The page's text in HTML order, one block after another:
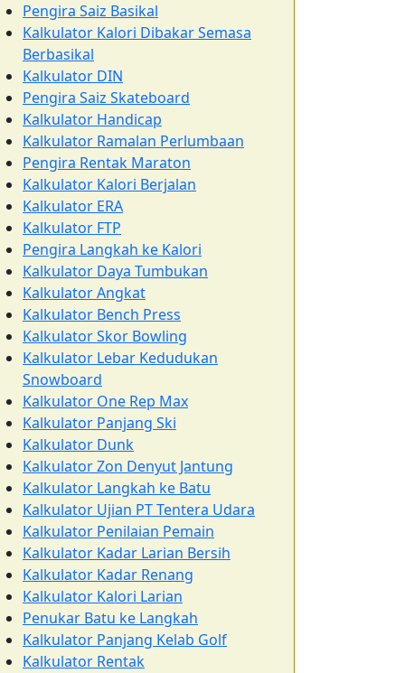
Pengira Saiz Basikal
Kalkulator Kalori Dibakar Semasa
Berbasikal
Kalkulator DIN
Pengira Saiz Skateboard
Kalkulator Handicap
Kalkulator Ramalan Perlumbaan
Pengira Rentak Maraton
Kalkulator Kalori Berjalan
Kalkulator ERA
Kalkulator FTP
Pengira Langkah ke Kalori
Kalkulator Daya Tumbukan
Kalkulator Angkat
Kalkulator Bench Press
Kalkulator Skor Bowling
Kalkulator Lebar Kedudukan
Snowboard
Kalkulator One Rep Max
Kalkulator Panjang Ski
Kalkulator Dunk
Kalkulator Zon Denyut Jantung
Kalkulator Langkah ke Batu
Kalkulator Ujian PT Tentera Udara
Kalkulator Penilaian Pemain
Kalkulator Kadar Larian Bersih
Kalkulator Kadar Renang
Kalkulator Kalori Larian
Penukar Batu ke Langkah
Kalkulator Panjang Kelab Golf
Kalkulator Rentak